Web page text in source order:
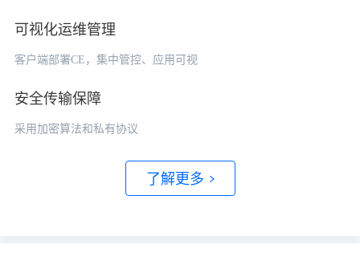
可视化运维管理
客户端部署CE，集中管控、应用可视
安全传输保障
采用加密算法和私有协议
了解更多